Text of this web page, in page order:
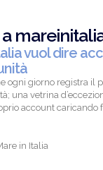
vuol dire
ogni giorno registra il
una vetrina
account caricando
in Italia